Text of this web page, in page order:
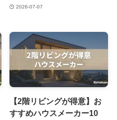
2026-07-07
【2階リビングが得意】お
すすめハウスメーカー10